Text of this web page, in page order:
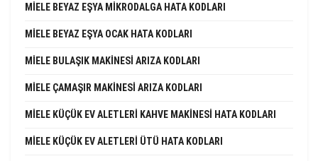
MIELE BEYAZ EŞYA MIKRODALGA HATA KODLARI
MIELE BEYAZ EŞYA OCAK HATA KODLARI
MIELE BULAŞIK MAKINESI ARIZA KODLARI
MIELE ÇAMAŞIR MAKINESI ARIZA KODLARI
MIELE KÜÇÜK EV ALETLERI KAHVE MAKINESI HATA KODLARI
MIELE KÜÇÜK EV ALETLERI ÜTÜ HATA KODLARI